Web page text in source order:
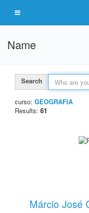
Name
Search
curso: GEOGRAFIA
Results: 61
Márcio José